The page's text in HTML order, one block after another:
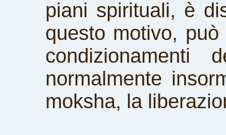
piani spirituali, è
questo motivo,
condizionamenti
normalmente
moksha, la